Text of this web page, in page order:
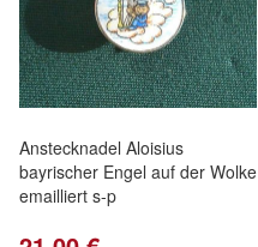
Anstecknadel Aloisius
bayrischer Engel auf der Wolke
emailliert s-p